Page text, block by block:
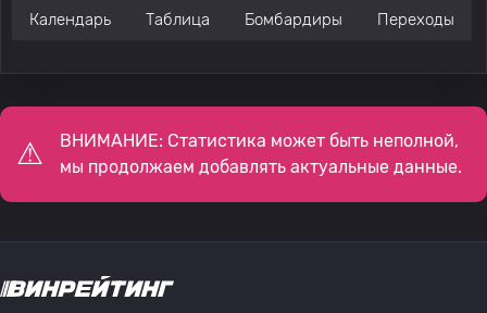
Календарь Таблица Бомбардиры Переходы
ВНИМАНИЕ: Статистика может быть неполной,
мы продолжаем добавлять актуальные данные.